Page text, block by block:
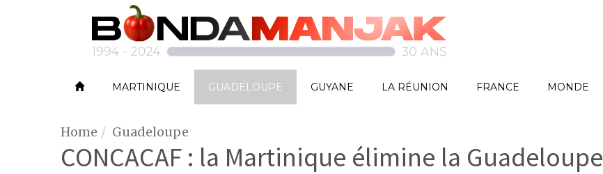
MARTINIQUE GUADELOUPE GUYANE LA RÉUNION FRANCE MONDE
Home Guadeloupe
CONCACAF : la Martinique élimine la Guadeloupe